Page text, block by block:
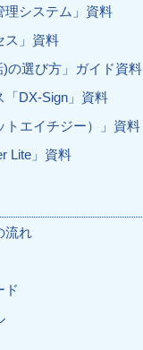
理システム」資料
ス」資料
)の選び方」ガイド資料
「DX-Sign」資料
トエイチジー）」資料
Lite」資料
流れ
ド